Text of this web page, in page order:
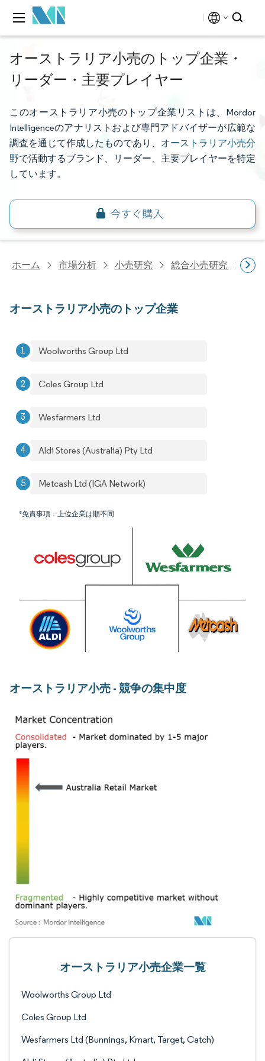
オーストラリア小売のトップ企業・
リーダー・主要プレイヤー
このオーストラリア小売のトップ企業リストは、Mordor
Intelligenceのアナリストおよび専門アドバイザーが広範な
調査を通じて作成したものであり、 オーストラリア小売分
野で活動するブランド、リーダー、主要プレイヤーを特定
しています。
ホーム 市場分析 小売研究 総合小売研究 オ
オーストラリア小売のトップ企業
Woolworths Group Ltd
Coles Group Ltd
Wesfarmers Ltd
Aldi Stores (Australia) Pty Ltd
Metcash Ltd (IGA Network)
*免責事項：上位企業は順不同
オーストラリア小売 - 競争の集中度
オーストラリア小売企業一覧
Woolworths Group Ltd
Coles Group Ltd
Wesfarmers Ltd (Bunnings, Kmart, Target, Catch)